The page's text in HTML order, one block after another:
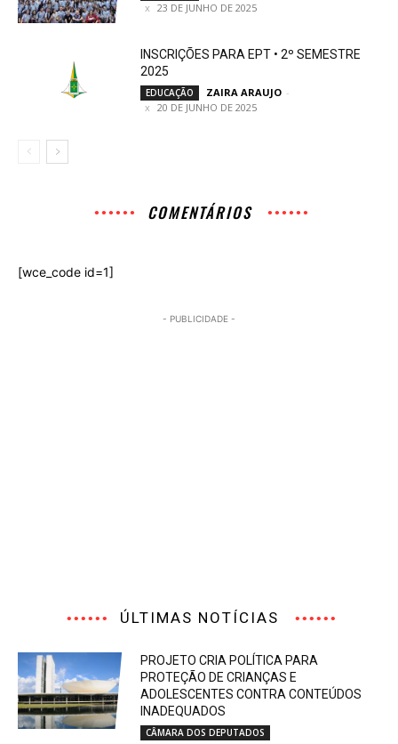
23 DE JUNHO DE 2025
INSCRIÇÕES PARA EPT • 2º SEMESTRE
2025
EDUCAÇÃO ZAIRA ARAUJO -
20 DE JUNHO DE 2025
COMENTÁRIOS
[wce_code id=1]
- PUBLICIDADE -
ÚLTIMAS NOTÍCIAS
PROJETO CRIA POLÍTICA PARA
PROTEÇÃO DE CRIANÇAS E
ADOLESCENTES CONTRA CONTEÚDOS
INADEQUADOS
CÂMARA DOS DEPUTADOS